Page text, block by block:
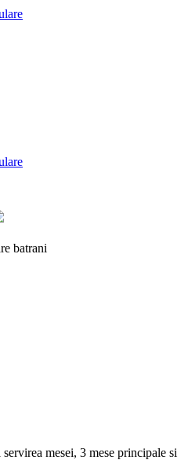
batrani
mesei, 3 mese principale si